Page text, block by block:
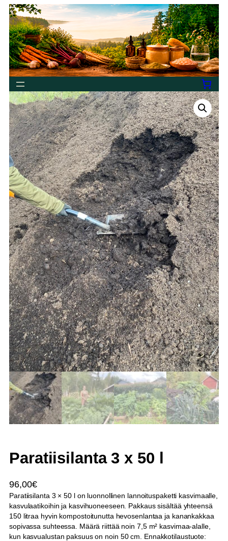
Paratiisilanta 3 x 50 l
96,00€
Paratiisilanta 3 × 50 l on luonnollinen lannoituspaketti kasvimaalle,
kasvulaatikoihin ja kasvihuoneeseen. Pakkaus sisältää yhteensä
150 litraa hyvin kompostoitunutta hevosenlantaa ja kanankakkaa
sopivassa suhteessa. Määrä riittää noin 7,5 m² kasvimaa-alalle,
kun kasvualustan paksuus on noin 50 cm. Ennakkotilaustuote: